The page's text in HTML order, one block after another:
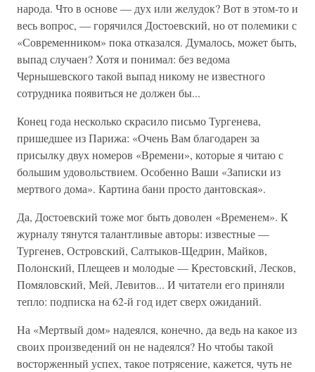
народа. Что в основе — дух или желудок? Вот в этом-то и
весь вопрос, — горячился Достоевский, но от полемики с
«Современником» пока отказался. Думалось, может быть,
выпад случаен? Хотя и понимал: без ведома
Чернышевского такой выпад никому не известного
сотрудника появиться не должен бы...
Конец года несколько скрасило письмо Тургенева,
пришедшее из Парижа: «Очень Вам благодарен за
присылку двух номеров «Времени», которые я читаю с
большим удовольствием. Особенно Ваши «Записки из
мертвого дома». Картина бани просто дантовская».
Да, Достоевский тоже мог быть доволен «Временем». К
журналу тянутся талантливые авторы: известные —
Тургенев, Островский, Салтыков-Щедрин, Майков,
Полонский, Плещеев и молодые — Крестовский, Лесков,
Помяловский, Мей, Левитов... И читатели его приняли
тепло: подписка на 62-й год идет сверх ожиданий.
На «Мертвый дом» надеялся, конечно, да ведь на какое из
своих произведений он не надеялся? Но чтобы такой
восторженный успех, такое потрясение, кажется, чуть не